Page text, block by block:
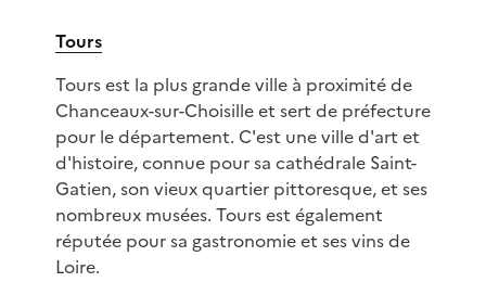
Tours
Tours est la plus grande ville à proximité de
Chanceaux-sur-Choisille et sert de préfecture
pour le département. C'est une ville d'art et
d'histoire, connue pour sa cathédrale Saint-
Gatien, son vieux quartier pittoresque, et ses
nombreux musées. Tours est également
réputée pour sa gastronomie et ses vins de
Loire.